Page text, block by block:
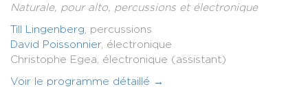
Naturale, pour alto, percussions et électronique
Till Lingenberg, percussions
David Poissonnier, électronique
Christophe Egea, électronique (assistant)
Voir le programme détaillé →